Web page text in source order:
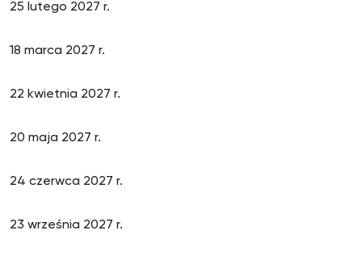
25 lutego 2027 r.
18 marca 2027 r.
22 kwietnia 2027 r.
20 maja 2027 r.
24 czerwca 2027 r.
23 września 2027 r.